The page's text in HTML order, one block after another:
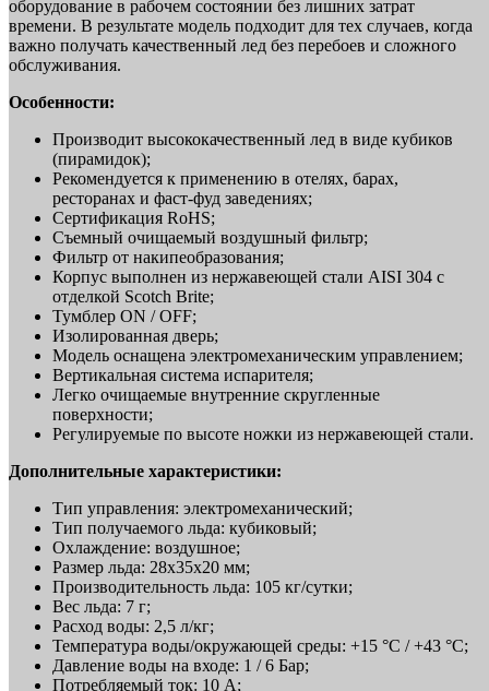
оборудование в рабочем состоянии без лишних затрат
времени. В результате модель подходит для тех случаев, когда
важно получать качественный лед без перебоев и сложного
обслуживания.
Особенности:
Производит высококачественный лед в виде кубиков
(пирамидок);
Рекомендуется к применению в отелях, барах,
ресторанах и фаст-фуд заведениях;
Сертификация RoHS;
Съемный очищаемый воздушный фильтр;
Фильтр от накипеобразования;
Корпус выполнен из нержавеющей стали AISI 304 с
отделкой Scotch Brite;
Тумблер ON / OFF;
Изолированная дверь;
Модель оснащена электромеханическим управлением;
Вертикальная система испарителя;
Легко очищаемые внутренние скругленные
поверхности;
Регулируемые по высоте ножки из нержавеющей стали.
Дополнительные характеристики:
Тип управления: электромеханический;
Тип получаемого льда: кубиковый;
Охлаждение: воздушное;
Размер льда: 28х35х20 мм;
Производительность льда: 105 кг/сутки;
Вес льда: 7 г;
Расход воды: 2,5 л/кг;
Температура воды/окружающей среды: +15 °C / +43 °C;
Давление воды на входе: 1 / 6 Бар;
Потребляемый ток: 10 А;